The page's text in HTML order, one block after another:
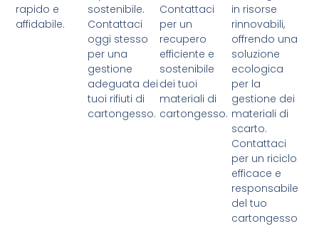
rapido e
affidabile.
sostenibile.
Contattaci
oggi stesso
per una
gestione
adeguata dei
tuoi rifiuti di
cartongesso.
Contattaci
per un
recupero
efficiente e
sostenibile
dei tuoi
materiali di
cartongesso.
in risorse
rinnovabili,
offrendo una
soluzione
ecologica
per la
gestione dei
materiali di
scarto.
Contattaci
per un riciclo
efficace e
responsabile
del tuo
cartongesso